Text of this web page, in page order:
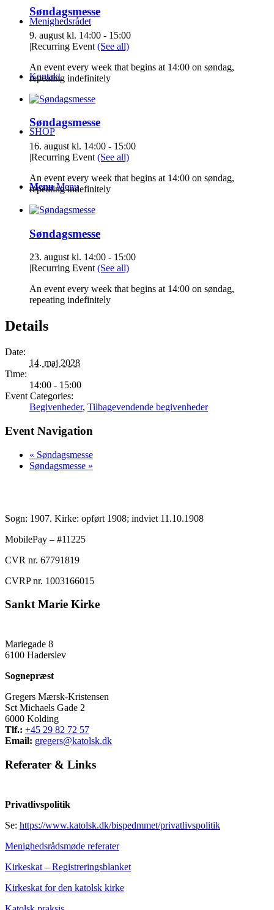
Menighedsrådet
Kontakt
SHOP
Menu Menu
Søndagsmesse
9. august kl. 14:00 - 15:00
|Recurring Event (See all)
An event every week that begins at 14:00 on søndag,
repeating indefinitely
Søndagsmesse
16. august kl. 14:00 - 15:00
|Recurring Event (See all)
An event every week that begins at 14:00 on søndag,
repeating indefinitely
Søndagsmesse
23. august kl. 14:00 - 15:00
Recurring Event(See all)
An event every week that begins at 14:00 on søndag,
repeating indefinitely
Details
Date:
14. maj 2028
Time:
14:00 - 15:00
Event Categories:
Begivenheder, Tilbagevendende begivenheder
Event Navigation
« Søndagsmesse
Søndagsmesse »
Sogn: 1907. Kirke: opført 1908; indviet 11.10.1908
MobilePay – #11225
CVR nr. 67791819
CVRP nr. 1003166015
Sankt Marie Kirke
Mariegade 8
6100 Haderslev
Sognepræst
Gregers Mærsk-Kristensen
Sct Michaels Gade 2
6000 Kolding
Tlf.: +45 29 82 72 57
Email: gregers@katolsk.dk
Referater & Links
Privatlivspolitik
Se: https://www.katolsk.dk/bispedmmet/privatlivspolitik
Menighedsrådsmøde referater
Kirkeskat – Registreringsblanket
Kirkeskat for den katolsk kirke